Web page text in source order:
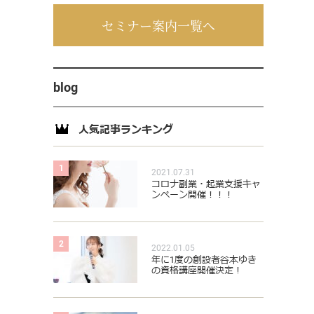
セミナー案内一覧へ
blog
人気記事ランキング
1 2021.07.31
コロナ副業・起業支援キャ
ンペーン開催！！！
2 2022.01.05
年に1度の創設者谷本ゆき
の資格講座開催決定！